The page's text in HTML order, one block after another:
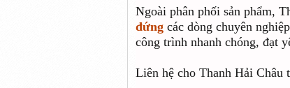
Ngoài phân phối sản phẩm,
đứngcác dòng chuyên
công trình nhanh chóng, đạt
Liên hệ cho Thanh Hải Châu